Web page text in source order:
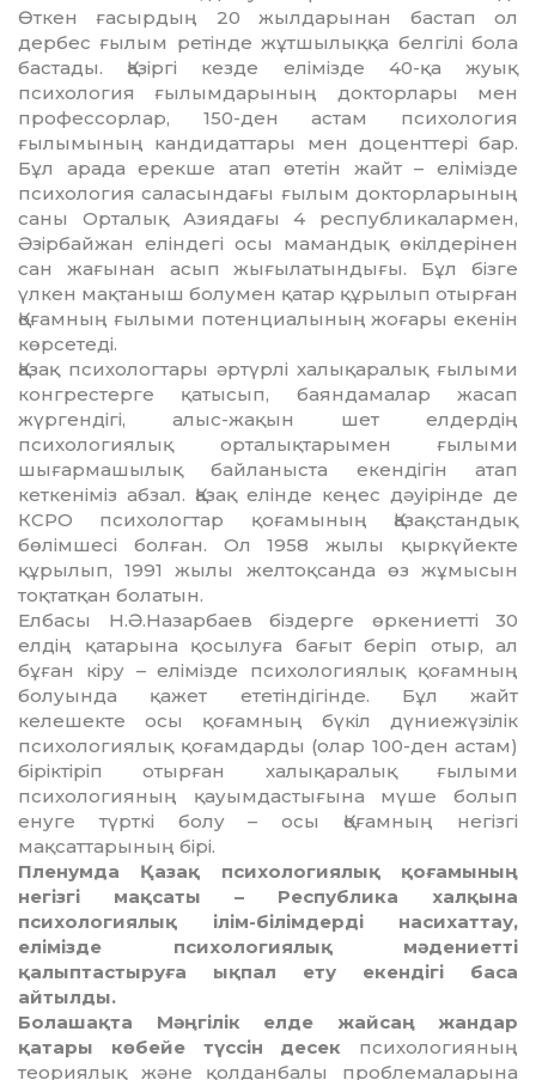
Өткен ғасыр­дың 20 жылдарынан бастап ол
дербес ғылым ретінде жұтшылыққа белгілі бола
бастады. Қазіргі кезде елі­міз­де 40-қа жуық
психология ғылым­дарының докторлары мен
профессорлар, 150-ден астам психология
ғылымының кандидаттары мен доценттері бар.
Бұл арада ерекше атап өтетін жайт – елімізде
психология саласындағы ғылым доктор­ларының
саны Орталық Азиядағы 4 рес­публикалармен,
Әзірбайжан еліндегі осы мамандық өкілдерінен
сан жағынан асып жығы­ла­тындығы. Бұл бізге
үлкен мақ­таныш болу­мен қатар құрылып отырған
Қоғамның ғылыми потенциа­лының жоғары екенін
көр­сетеді.
Қазақ психологтары әртүрлі халық­ара­лық ғылыми
конгрестерге қатысып, баян­дамалар жасап
жүргендігі, алыс-жа­қын шет елдердің
психологиялық орта­лық­тарымен ғылыми
шығармашылық бай­ланыста екендігін атап
кеткеніміз аб­зал. Қазақ елінде кеңес дәуірінде де
КСРО психологтар қоғамының Қазақстан­дық
бөлімшесі болған. Ол 1958 жылы қыр­күйекте
құрылып, 1991 жылы желтоқ­санда өз жұмысын
тоқтатқан болатын.
Елбасы Н.Ә.Назарбаев біздерге өрке­ниетті 30
елдің қатарына қосылуға бағыт бе­ріп отыр, ал
бұған кіру – елімізде пси­хо­логиялық қоғамның
болуында қажет ететіндігінде. Бұл жайт
келешекте осы қо­ғамның бүкіл дүниежүзілік
психоло­гия­лық қоғамдарды (олар 100-ден астам)
біріктіріп отырған халықаралық ғылыми
психологияның қауымдастығына мүше болып
енуге түрткі болу – осы Қоғамның не­гізгі
мақсаттарының бірі.
Пленумда Қазақ психологиялық қоға­мының
негізгі мақсаты – Республика хал­қына
психологиялық ілім-білім­дерді на­сихаттау,
елімізде психоло­гиялық мә­дениетті
қалыптастыруға ықпал ету екен­дігі баса
айтылды.
Болашақта Мәңгілік елде жайсаң жан­дар
қатары көбейе түссін десек пси­хо­логияның
теориялық және қолдан­балы проблемаларына